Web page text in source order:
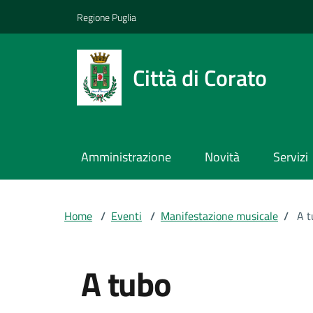
Regione Puglia
Città di Corato
Amministrazione Novità Servizi
Home / Eventi / Manifestazione musicale / A
A tubo